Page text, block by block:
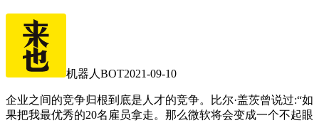
机器人BOT2021-09-10
企业之间的竞争归根到底是人才的竞争。比尔·盖茨曾说过:“如
果把我最优秀的20名雇员拿走。那么微软将会变成一个不起眼